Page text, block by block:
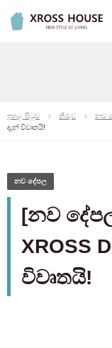
ඉහළ පිටුව තීරුව නව
දැන් විවෘතයි!
නව දේපල
[නව
XROSS
විවෘතයි!